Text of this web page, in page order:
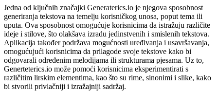
Jedna od ključnih značajki Generaterics.io je njegova sposobnost
generiranja tekstova na temelju korisničkog unosa, poput tema ili
uputa. Ova sposobnost omogućuje korisnicima da istražuju različite
ideje i stilove, što olakšava izradu jedinstvenih i smislenih tekstova.
Aplikacija također podržava mogućnosti uređivanja i usavršavanja,
omogućujući korisnicima da prilagode svoje tekstove kako bi
odgovarali određenim melodijama ili strukturama pjesama. Uz to,
Generteterics.io može pomoći korisnicima eksperimentirati s
različitim lirskim elementima, kao što su rime, sinonimi i slike, kako
bi stvorili privlačniji i izražajniji sadržaj.